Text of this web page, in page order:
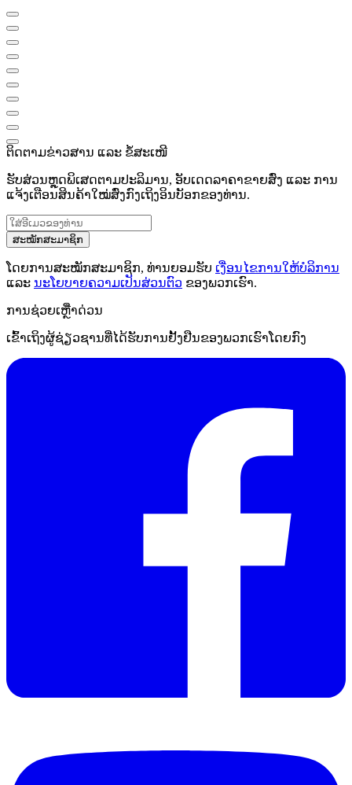
ຕິດຕາມຂ່າວສານ ແລະ ຂໍ້ສະເໜີ
ຮັບສ່ວນຫຼຸດພິເສດຕາມປະລິມານ, ອັບເດດລາຄາຂາຍສົ່ງ ແລະ ການ
ແຈ້ງເຕືອນສິນຄ້າໃໝ່ສົ່ງກົງເຖິງອິນບັອກຂອງທ່ານ.
ສະໝັກສະມາຊິກ
ໂດຍການສະໝັກສະມາຊິກ, ທ່ານຍອມຮັບ ເງື່ອນໄຂການໃຫ້ບໍລິການ
ແລະ ນະໂຍບາຍຄວາມເປັນສ່ວນຕົວ ຂອງພວກເຮົາ.
ການຊ່ວຍເຫຼືໍາດ່ວນ
ເຂົ້າເຖິງຜູ້ຊ່ຽວຊານທີ່ໄດ້ຮັບການຢັ້ງຢືນຂອງພວກເຮົາໂດຍກົງ